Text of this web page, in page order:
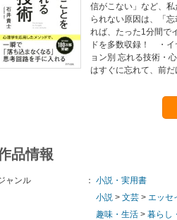
信がこない」など、
られない原因は、「
れば、たった1分間で
ドを多数収録！ ・イ
ョン別 忘れる技術・
はすぐに忘れて、前だ
品情報
ャンル ： 小説・実用書
小説 > 文芸 > エッセ
趣味・生活 > 暮らし